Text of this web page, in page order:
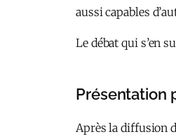
aussi capables
Le débat qui s’en
Présentation
Après la diffusion